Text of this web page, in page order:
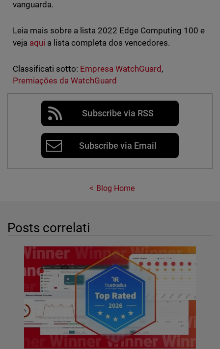
vanguarda.
Leia mais sobre a lista 2022 Edge Computing 100 e
veja aqui a lista completa dos vencedores.
Classificati sotto: Empresa WatchGuard ,
Premiações da WatchGuard
Subscribe via RSS
Subscribe via Email
Blog Home
Posts correlati